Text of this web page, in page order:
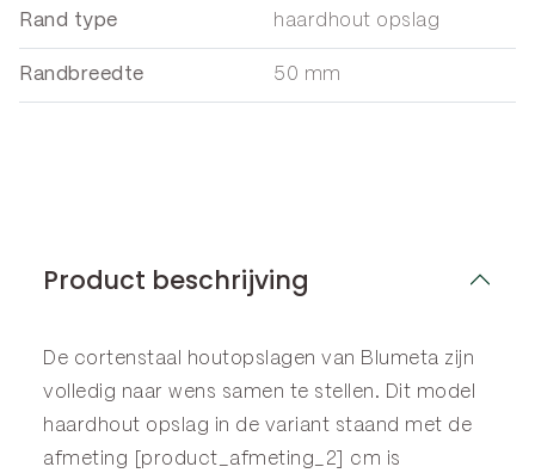
Rand type haardhout opslag
Randbreedte 50 mm
Product beschrijving
De cortenstaal houtopslagen van Blumeta zijn
volledig naar wens samen te stellen. Dit model
haardhout opslag in de variant staand met de
afmeting [product_afmeting_2] cm is